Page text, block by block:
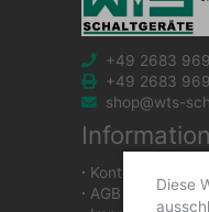
+49 2683
+49 2683
shop@wts-
∙ Kontakt
∙ AGB
Diese